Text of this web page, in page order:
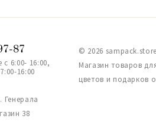
87
6:00- 16:00,
16:00
Генерала
38
© 2026 sampack.store
Магазин товаров
цветов и подарков